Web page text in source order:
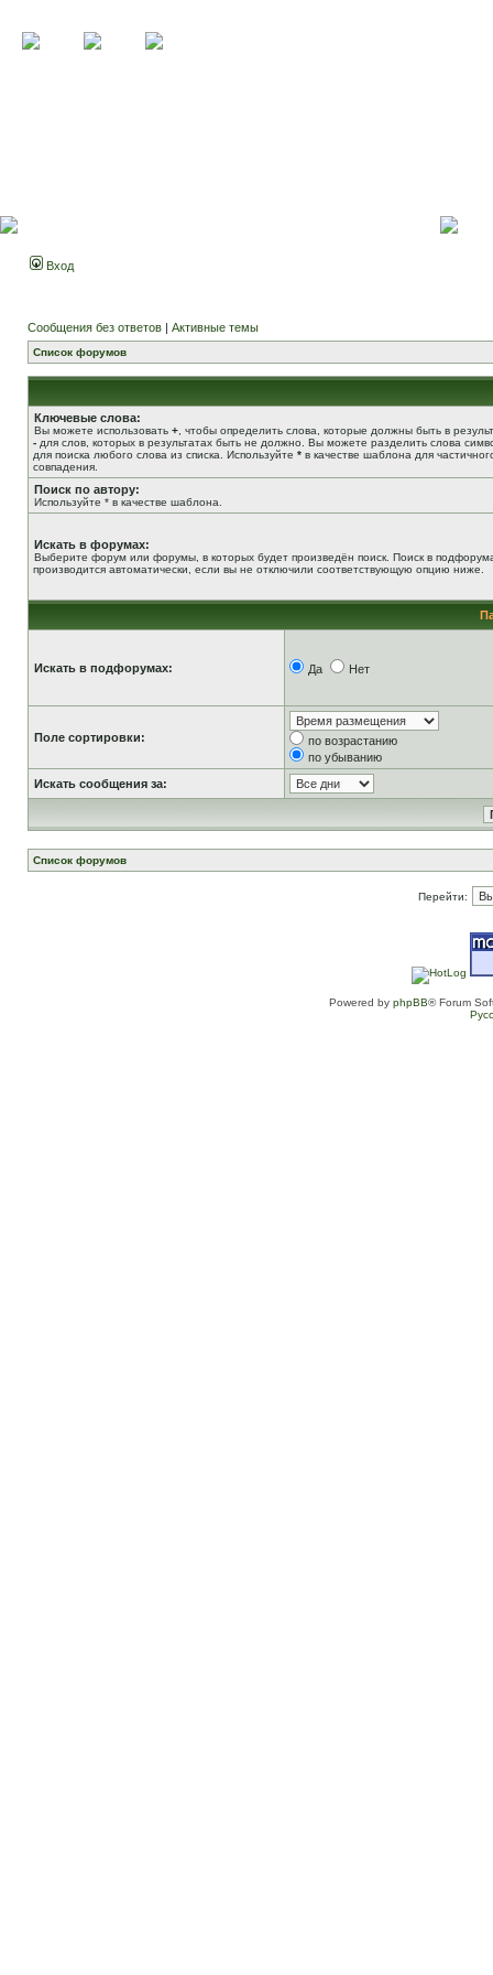
Вход
Сообщения без ответов | Активные темы
Список форумов
Ключевые слова:
Вы можете использовать + , чтобы определить слова, которые должны быть в
- для слов, которых в результатах быть не должно. Вы можете разделить слова
для поиска любого слова из списка. Используйте * в качестве шаблона для
совпадения.
Поиск по автору:
Используйте * в качестве шаблона.
Искать в форумах:
Выберите форум или форумы, в которых будет произведён поиск. Поиск в
производится автоматически, если вы не отключили соответствующую опцию ниже.
Искать в подфорумах: Да Нет
Поле сортировки:
по возрастанию
по убыванию
Искать сообщения за:
Список форумов
Перейти:
Powered by phpBB® Forum